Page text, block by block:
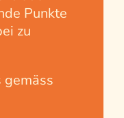
Punkte
zu